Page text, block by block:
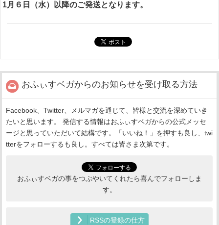
1月６日（水）以降のご発送となります。
おふぃすベガからのお知らせを受け取る方法
Facebook、Twitter、メルマガを通じて、皆様と交流を深めていき
たいと思います。 発信する情報はおふぃすベガからの公式メッセ
ージと思っていただいて結構です。「いいね！」を押すも良し、twi
tterをフォローするも良し。すべては皆さま次第です。
おふぃすベガの事をつぶやいてくれたら喜んでフォローしま
す。
RSSの登録の仕方